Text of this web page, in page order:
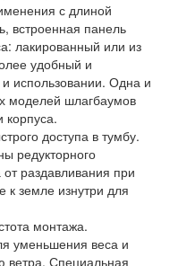
с длиной
встроенная панель
лакированный или из
удобный и
использовании. Одна и
моделей шлагбаумов
корпуса.
доступа в тумбу.
редукторного
раздавливания при
к земле изнутри для
монтажа.
уменьшения веса и
ветра. Специальная